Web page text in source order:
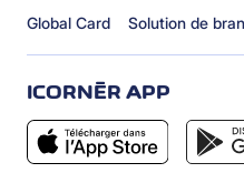
Global Card Solution de
ICORNÈR APP